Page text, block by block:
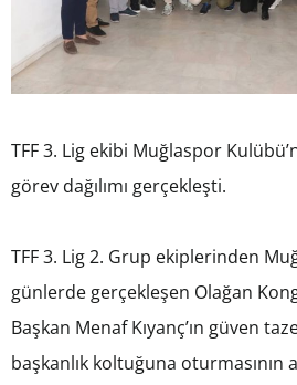
TFF 3. Lig ekibi Muğlaspor
görev dağılımı gerçekleşti.
TFF 3. Lig 2. Grup ekiplerinden
günlerde gerçekleşen Olağan
Başkan Menaf Kıyanç’ın güven
başkanlık koltuğuna oturmasının